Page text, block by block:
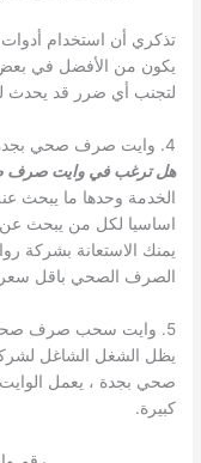
تذكري أن استخدام
يكون من الأفضل في بعض
لتجنب أي ضرر قد يحدث
4. وايت صرف صحي بجدة
هل ترغب في وايت صرف
الخدمة وحدها ما يبحث
اساسيا لكل من يبحث
يمنك الاستعانة بشركة
الصرف الصحي باقل
5. وايت سحب صرف صحي بجدة
يظل الشغل الشاغل
صحي بجدة ، يعمل
كبيرة.